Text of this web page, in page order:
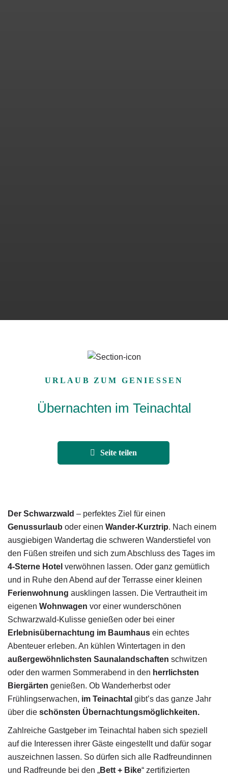
URLAUB ZUM GENIESSEN
Übernachten im Teinachtal
Seite teilen
Der Schwarzwald – perfektes Ziel für einen
Genussurlaub oder einen Wander-Kurztrip. Nach einem
ausgiebigen Wandertag die schweren Wanderstiefel von
den Füßen streifen und sich zum Abschluss des Tages im
4-Sterne Hotel verwöhnen lassen. Oder ganz gemütlich
und in Ruhe den Abend auf der Terrasse einer kleinen
Ferienwohnung ausklingen lassen. Die Vertrautheit im
eigenen Wohnwagen vor einer wunderschönen
Schwarzwald-Kulisse genießen oder bei einer
Erlebnisübernachtung im Baumhaus ein echtes
Abenteuer erleben. An kühlen Wintertagen in den
außergewöhnlichsten Saunalandschaften schwitzen
oder den warmen Sommerabend in den herrlichsten
Biergärten genießen. Ob Wanderherbst oder
Frühlingserwachen, im Teinachtal gibt’s das ganze Jahr
über die schönsten Übernachtungsmöglichkeiten.
Zahlreiche Gastgeber im Teinachtal haben sich speziell
auf die Interessen ihrer Gäste eingestellt und dafür sogar
auszeichnen lassen. So dürfen sich alle Radfreundinnen
und Radfreunde bei den „Bett + Bike“ zertifizierten